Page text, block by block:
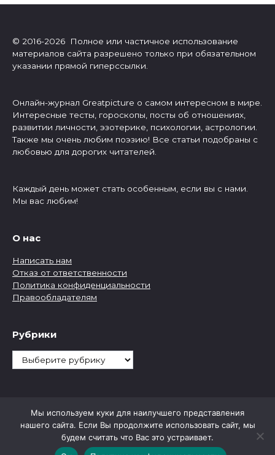
© 2016-2026 Полное или частичное использование
материалов сайта разрешено только при обязательном
указании прямой гиперссылки.
Онлайн-журнал Greatpicture о самом интересном в мире.
Интересные тесты, гороскопы, посты об отношениях,
развитии личности, эзотерике, психологии, астрологии.
Также мы очень любим поэзию! Все статьи подобраны с
любовью для дорогих читателей.
Каждый день может стать особенным, если вы с нами.
Мы вас любим!
О нас
Написать нам
Отказ от ответственности
Политика конфиденциальности
Правообладателям
Рубрики
Рубрики
Мы используем куки для наилучшего представления
нашего сайта. Если Вы продолжите использовать сайт, мы
будем считать что Вас это устраивает.